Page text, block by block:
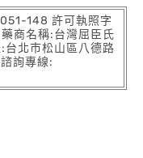
148 許可執照字
商名稱:台灣屈臣氏
台北市松山區八德路
詢專線: